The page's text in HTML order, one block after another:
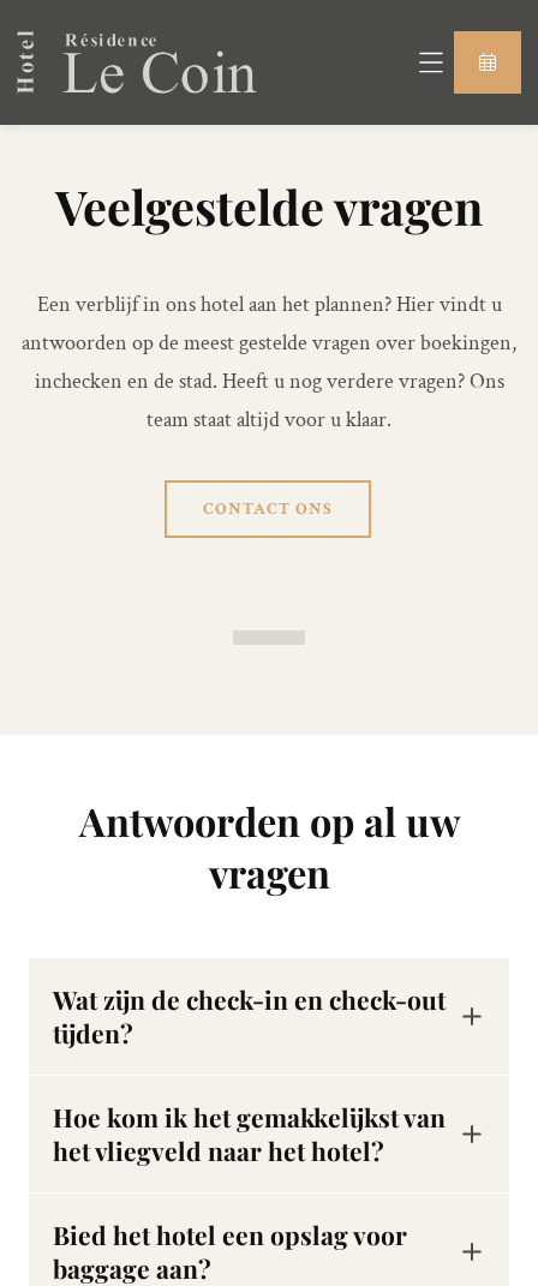
Veelgestelde vragen
Een verblijf in ons hotel aan het plannen? Hier vindt u
antwoorden op de meest gestelde vragen over boekingen,
inchecken en de stad. Heeft u nog verdere vragen? Ons
team staat altijd voor u klaar.
CONTACT ONS
Antwoorden op al uw
vragen
Wat zijn de check-in en check-out
tijden?
Hoe kom ik het gemakkelijkst van
het vliegveld naar het hotel?
Bied het hotel een opslag voor
baggage aan?